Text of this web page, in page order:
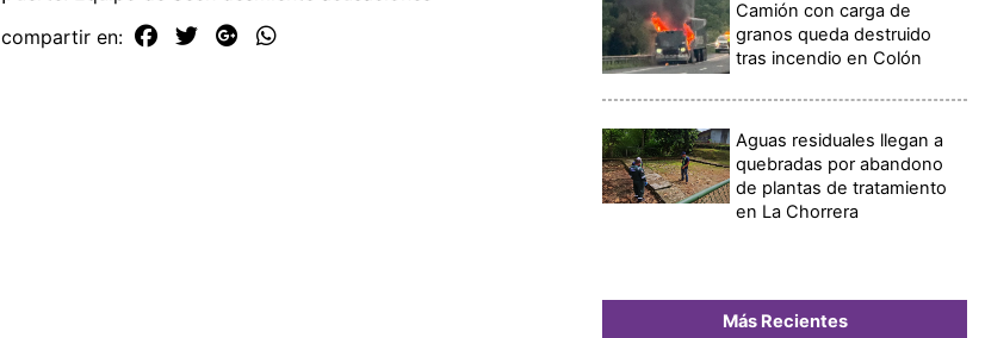
compartir en:
Camión con carga de
granos queda destruido
tras incendio en Colón
Aguas residuales llegan a
quebradas por abandono
de plantas de tratamiento
en La Chorrera
Más Recientes